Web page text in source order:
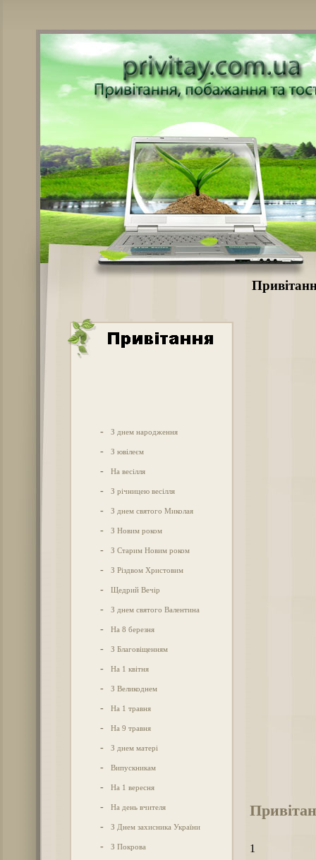
- З днем народження
- З ювілеєм
- На весілля
- З річницею весілля
- З днем святого Миколая
- З Новим роком
- З Старим Новим роком
- З Різдвом Христовим
- Щедрий Вечір
- З днем святого Валентина
- На 8 березня
- З Благовіщенням
- На 1 квітня
- З Великоднем
- На 1 травня
- На 9 травня
- З днем матері
- Випускникам
- На 1 вересня
- На день вчителя
- З Днем захисника України
- З Покрова 1